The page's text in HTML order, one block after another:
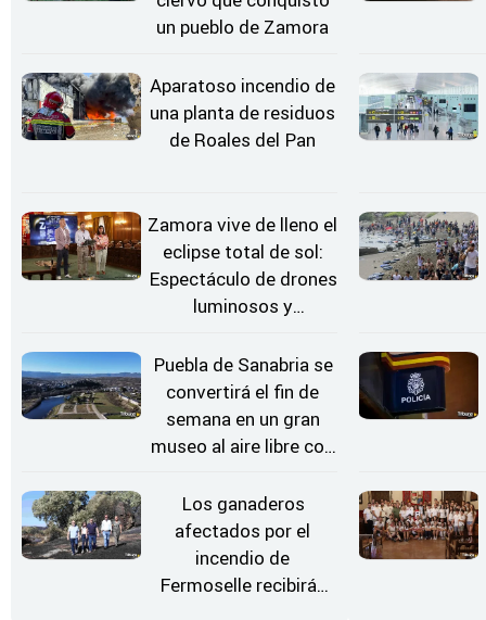
un pueblo de Zamora
Aparatoso incendio de
una planta de residuos
de Roales del Pan
Zamora vive de lleno el
eclipse total de sol:
Espectáculo de drones
luminosos y
Estrellas
Puebla de Sanabria se
convertirá el fin de
semana en un gran
museo al aire libre con
Los ganaderos
afectados por el
incendio de
Fermoselle recibirán